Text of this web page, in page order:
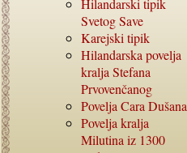
Hilandarski tipik
Svetog Save
Karejski tipik
Hilandarska povelja
kralja Stefana
Prvovenčanog
Povelja Cara Dušana
Povelja kralja
Milutina iz 1300